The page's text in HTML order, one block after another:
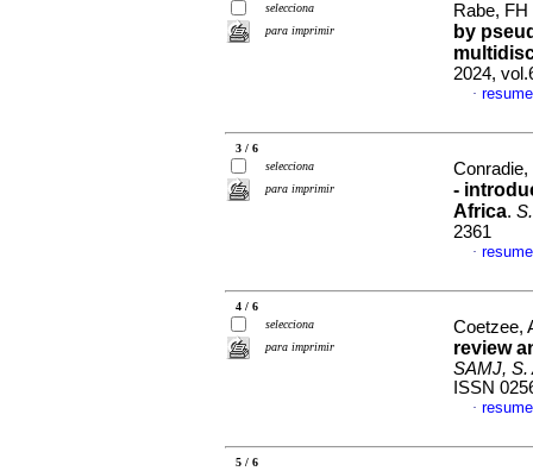
selecciona
para imprimir
Rabe,
by
2024,
·
3 / 6
selecciona
para imprimir
-
Africa.
2361
·
4 / 6
selecciona
para imprimir
Coetzee,
review
SAMJ, S.
ISSN
·
5 / 6